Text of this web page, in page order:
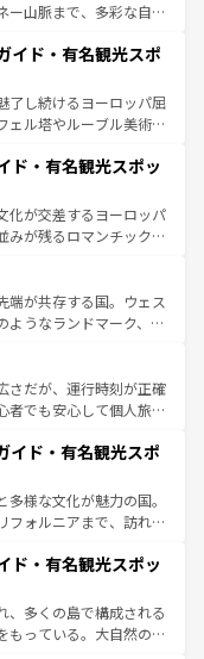
で、すべての瞬間を楽し
テンツ一覧を参照してほ
ー山脈まで、多彩な自然
フラメンコ、熱気あふ
生活の一部となってい
雰囲気や、バルセロナの
は古代ローマ遺跡や中世
異なるスペインはその個
イド・有名観光スポ
了し続けるヨーロッパ屈
ェル塔やルーブル美術館
華麗な宮殿、歴史的な大
自然が、訪れる者を心
美食の国としても知ら
文化遺産にも登録されて
楽しみ方が可能だ。さ
溢れており、どの街角に
。パリ以外の個性あふ
ド・有名観光スポッ
化が交差するヨーロッパ
みが残るロマンチック街
飽きることがない。ベ
州のアルプスの絶景、そ
った風景は必見。ビール
なお、新着の
照してほしい。
端が共存する国。ウェス
ようなランドマーク、歴
、優雅なアフタヌーン
い英国パブ、サッカー観
験も豊富。イギリスを旅
さだが、運行時刻が正確
者でも安心して個人旅行
ならではのユニークな
なく町歩きも満喫する
め物価も高いが、旅行
もあり、うまく活用すれ
を参照してほしい。
イド・有名観光スポ
様な文化が魅力の国。
フォルニアまで、訪れる
ピング、エンターテイ
トだ。一方、アメリカ
ドキャニオンやイエロー
堪能できる。さらに、南
ド・有名観光スポッ
、多くの島で構成される
もっている。大自然の神